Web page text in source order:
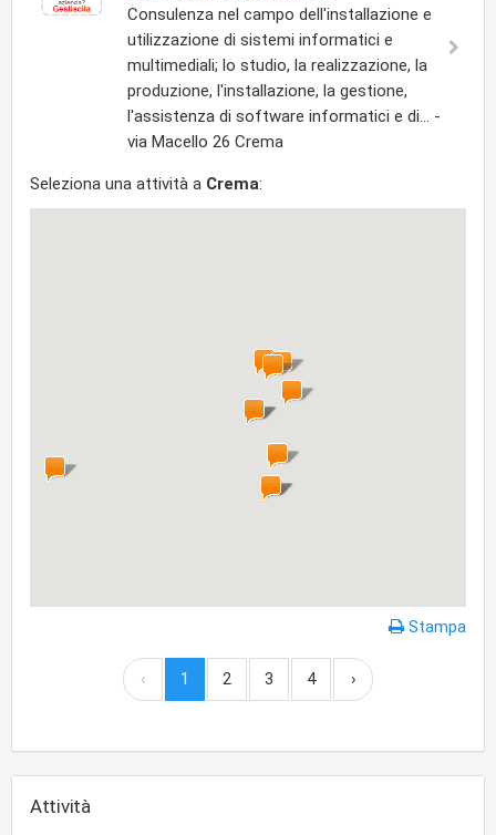
Consulenza nel campo dell'installazione e
utilizzazione di sistemi informatici e
multimediali; lo studio, la realizzazione, la
produzione, l'installazione, la gestione,
l'assistenza di software informatici e di... -
via Macello 26 Crema
Seleziona una attività a Crema:
Stampa
‹ 1 2 3 4 ›
Attività